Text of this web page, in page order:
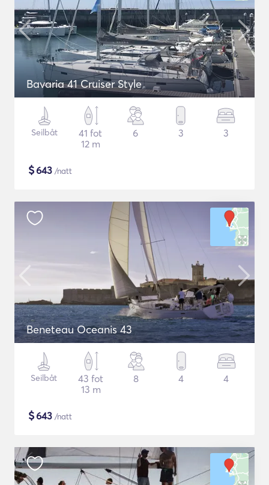
Bavaria 41 Cruiser Style
Seilbåt
41 fot
12 m
6 3 3
$643 /natt
Beneteau Oceanis 43
Seilbåt
43 fot
13 m
8 4 4
$643 /natt